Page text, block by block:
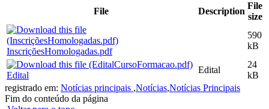
File
Description
File
size
InscriçõesHomologadas.pdf
590
kB
Edital
Edital
24
kB
registrado em: Notícias principais ,Notícias,Notícias Principais
Fim do conteúdo da página